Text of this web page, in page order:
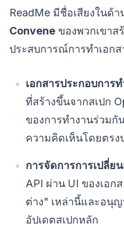
ReadMe มีชื่อเสียงในด้
Convene ของพวกเขาส
ประสบการณ์การทำเอกส
เอกสารประกอบการ
ที่สร้างขึ้นจากสเปก
ของการทำงานร่วม
ความคิดเห็นโดยตรง
การจัดการการเปลี่ย
API ผ่าน UI ของเอ
ต่าง" เหล่านี้และอนุ
อัปเดตสเปกหลัก